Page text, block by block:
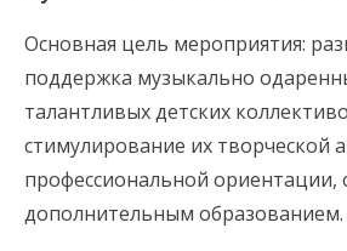
Основная цель мероприятия:
поддержка музыкально
талантливых детских
стимулирование их творческой
профессиональной ориентации,
дополнительным образованием.